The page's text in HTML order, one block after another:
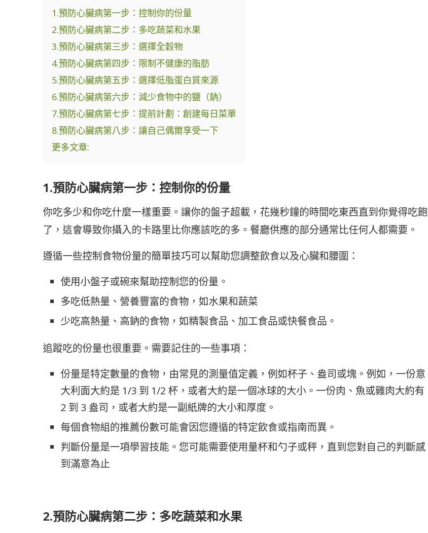
1.預防心臟病第一步：控制你的份量
2.預防心臟病第二步：多吃蔬菜和水果
3.預防心臟病第三步：選擇全穀物
4.預防心臟病第四步：限制不健康的脂肪
5.預防心臟病第五步：選擇低脂蛋白質來源
6.預防心臟病第六步：減少食物中的鹽（鈉）
7.預防心臟病第七步：提前計劃：創建每日菜單
8.預防心臟病第八步：讓自己偶爾享受一下
更多文章:
1.預防心臟病第一步：控制你的份量
你吃多少和你吃什麼一樣重要。讓你的盤子超載，花幾秒鐘的時間吃東西直到你覺得吃飽
了，這會導致你攝入的卡路里比你應該吃的多。餐廳供應的部分通常比任何人都需要。
遵循一些控制食物份量的簡單技巧可以幫助您調整飲食以及心臟和腰圍：
使用小盤子或碗來幫助控制您的份量。
多吃低熱量、營養豐富的食物，如水果和蔬菜
少吃高熱量、高鈉的食物，如精製食品、加工食品或快餐食品。
追蹤吃的份量也很重要。需要記住的一些事項：
份量是特定數量的食物，由常見的測量值定義，例如杯子、盎司或塊。例如，一份意
大利面大約是 1/3 到 1/2 杯，或者大約是一個冰球的大小。一份肉、魚或雞肉大約有
2 到 3 盎司，或者大約是一副紙牌的大小和厚度。
每個食物組的推薦份數可能會因您遵循的特定飲食或指南而異。
判斷份量是一項學習技能。您可能需要使用量杯和勺子或秤，直到您對自己的判斷感
到滿意為止
2.預防心臟病第二步：多吃蔬菜和水果